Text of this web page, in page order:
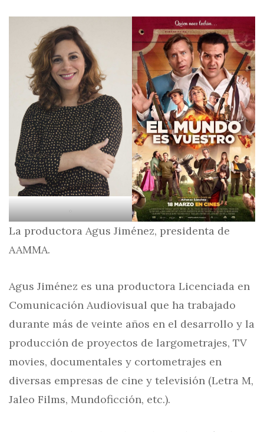
.
La productora Agus Jiménez, presidenta de
AAMMA.
Agus Jiménez es una productora Licenciada en
Comunicación Audiovisual que ha trabajado
durante más de veinte años en el desarrollo y la
producción de proyectos de largometrajes, TV
movies, documentales y cortometrajes en
diversas empresas de cine y televisión (Letra M,
Jaleo Films, Mundoficción, etc.).